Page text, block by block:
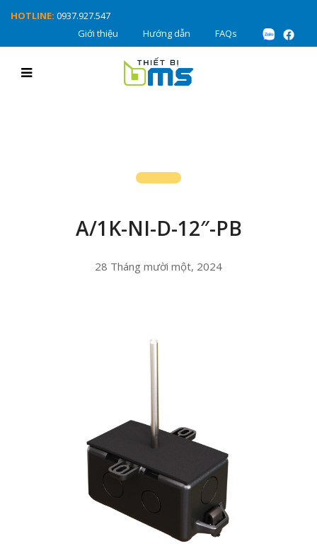
HOTLINE: 0937.927.547
Giới thiệu
Hướng dẫn FAQs
A/1K-NI-D-12″-PB
28 Tháng mười một, 2024